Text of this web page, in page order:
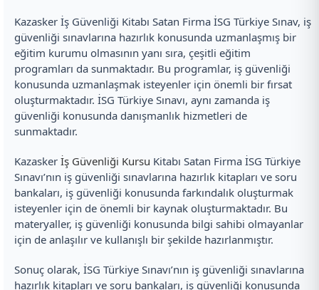
Kazasker İş Güvenliği Kitabı Satan Firma İSG Türkiye Sınav, iş
güvenliği sınavlarına hazırlık konusunda uzmanlaşmış bir
eğitim kurumu olmasının yanı sıra, çeşitli eğitim
programları da sunmaktadır. Bu programlar, iş güvenliği
konusunda uzmanlaşmak isteyenler için önemli bir fırsat
oluşturmaktadır. İSG Türkiye Sınavı, aynı zamanda iş
güvenliği konusunda danışmanlık hizmetleri de
sunmaktadır.
Kazasker İş Güvenliği Kursu Kitabı Satan Firma İSG Türkiye
Sınavı’nın iş güvenliği sınavlarına hazırlık kitapları ve soru
bankaları, iş güvenliği konusunda farkındalık oluşturmak
isteyenler için de önemli bir kaynak oluşturmaktadır. Bu
materyaller, iş güvenliği konusunda bilgi sahibi olmayanlar
için de anlaşılır ve kullanışlı bir şekilde hazırlanmıştır.
Sonuç olarak, İSG Türkiye Sınavı’nın iş güvenliği sınavlarına
hazırlık kitapları ve soru bankaları, iş güvenliği konusunda